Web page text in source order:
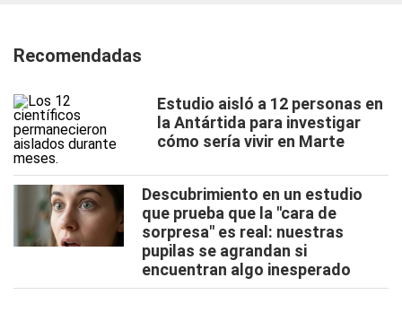
Recomendadas
Estudio aisló a 12 personas en
la Antártida para investigar
cómo sería vivir en Marte
Descubrimiento en un estudio
que prueba que la "cara de
sorpresa" es real: nuestras
pupilas se agrandan si
encuentran algo inesperado